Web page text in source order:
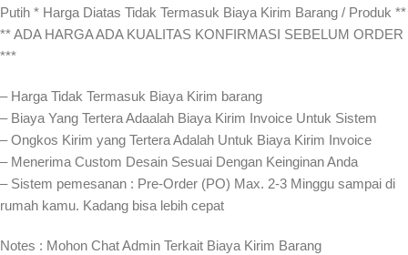
Putih * Harga Diatas Tidak Termasuk Biaya Kirim Barang / Produk **
** ADA HARGA ADA KUALITAS KONFIRMASI SEBELUM ORDER
***
– Harga Tidak Termasuk Biaya Kirim barang
– Biaya Yang Tertera Adaalah Biaya Kirim Invoice Untuk Sistem
– Ongkos Kirim yang Tertera Adalah Untuk Biaya Kirim Invoice
– Menerima Custom Desain Sesuai Dengan Keinginan Anda
– Sistem pemesanan : Pre-Order (PO) Max. 2-3 Minggu sampai di
rumah kamu. Kadang bisa lebih cepat⁣⁣
Notes : Mohon Chat Admin Terkait Biaya Kirim Barang